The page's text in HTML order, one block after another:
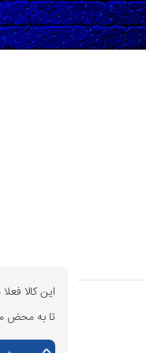
این کالا
تا به محض